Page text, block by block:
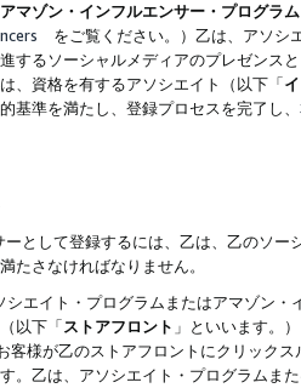
アマゾン・インフルエンサー・プログラム
をご覧ください。）乙は、アソシ
するソーシャルメディアのプレゼンス
、資格を有するアソシエイト（以下「
基準を満たし、登録プロセスを完了し、
として登録するには、乙は、乙のソー
たさなければなりません。
エイト・プログラムまたはアマゾン・
以下「ストアフロント 」といいます。
客様が乙のストアフロントにクリック
。乙は、アソシエイト・プログラム